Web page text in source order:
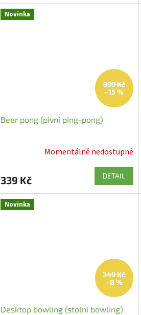
Novinka
399 Kč
–15 %
Beer pong (pivní ping-pong)
Momentálně nedostupné
339 Kč DETAIL
Novinka
349 Kč
–8 %
Desktop bowling (stolní bowling)